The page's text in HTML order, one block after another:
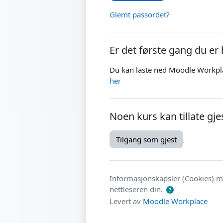
Glemt passordet?
Er det første gang du er
Du kan laste ned Moodle
her
Noen kurs kan tillate
Tilgang som gjest
Informasjonskapsler (Cookies)
nettleseren din.
Levert av Moodle Workplace